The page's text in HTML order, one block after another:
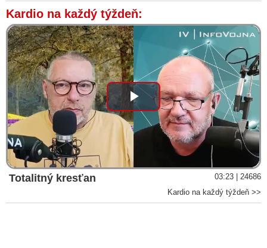
Kardio na každý týždeň:
Play
Video
Totalitný kresťan
03:23 | 24686
Kardio na každý týždeň >>